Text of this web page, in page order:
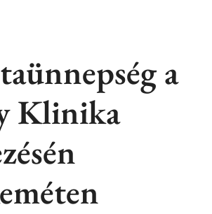
a
Klinika